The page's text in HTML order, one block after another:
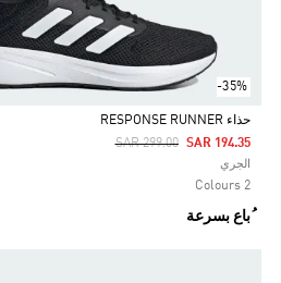
-35%
Selected
حذاء RESPONSE RUNNER
Price Reduced From
SAR 299.00ToSAR 194.35
الجري
2 Colours
ُباع بسرعة